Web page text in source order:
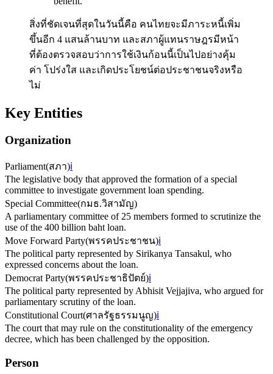
สิ่งที่ชัดเจนที่สุดในวันนี้คือ คนไทยจะมีภาระหนี้เพิ่ม
ขึ้นอีก 4 แสนล้านบาท และสภาผู้แทนราษฎรมีหน้า
ที่ต้องตรวจสอบว่าการใช้เงินก้อนนี้เป็นไปอย่างคุ้ม
ค่า โปร่งใส และเกิดประโยชน์ต่อประชาชนจริงหรือ
ไม่
Key Entities
Organization
Parliament(สภา)ℹ️
The legislative body that approved the formation of a special
committee to investigate government loan spending.
Special Committee(กมธ.วิสามัญ)
A parliamentary committee of 25 members formed to scrutinize the
use of the 400 billion baht loan.
Move Forward Party(พรรคประชาชน)ℹ️
The political party represented by Sirikanya Tansakul, who
expressed concerns about the loan.
Democrat Party(พรรคประชาธิปัตย์)ℹ️
The political party represented by Abhisit Vejjajiva, who argued for
parliamentary scrutiny of the loan.
Constitutional Court(ศาลรัฐธรรมนูญ)ℹ️
The court that may rule on the constitutionality of the emergency
decree, which has been challenged by the opposition.
Person